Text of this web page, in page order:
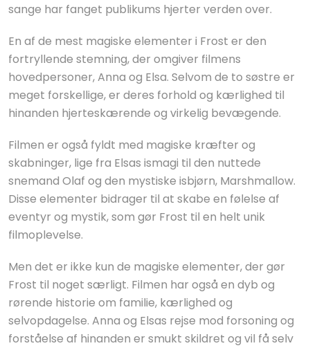
sange har fanget publikums hjerter verden over.
En af de mest magiske elementer i Frost er den
fortryllende stemning, der omgiver filmens
hovedpersoner, Anna og Elsa. Selvom de to søstre er
meget forskellige, er deres forhold og kærlighed til
hinanden hjerteskærende og virkelig bevægende.
Filmen er også fyldt med magiske kræfter og
skabninger, lige fra Elsas ismagi til den nuttede
snemand Olaf og den mystiske isbjørn, Marshmallow.
Disse elementer bidrager til at skabe en følelse af
eventyr og mystik, som gør Frost til en helt unik
filmoplevelse.
Men det er ikke kun de magiske elementer, der gør
Frost til noget særligt. Filmen har også en dyb og
rørende historie om familie, kærlighed og
selvopdagelse. Anna og Elsas rejse mod forsoning og
forståelse af hinanden er smukt skildret og vil få selv